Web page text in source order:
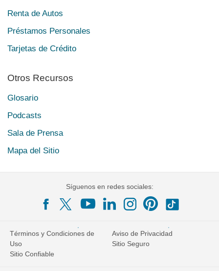
Renta de Autos
Préstamos Personales
Tarjetas de Crédito
Otros Recursos
Glosario
Podcasts
Sala de Prensa
Mapa del Sitio
Síguenos en redes sociales:
Términos y Condiciones de
Uso
Aviso de Privacidad
Sitio Seguro
Sitio Confiable